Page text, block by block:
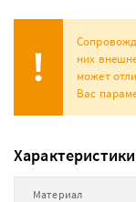
них
может
Вас
Характеристики
Материал